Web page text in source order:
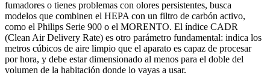
fumadores o tienes problemas con olores persistentes, busca
modelos que combinen el HEPA con un filtro de carbón activo,
como el Philips Serie 900 o el MORENTO. El índice CADR
(Clean Air Delivery Rate) es otro parámetro fundamental: indica los
metros cúbicos de aire limpio que el aparato es capaz de procesar
por hora, y debe estar dimensionado al menos para el doble del
volumen de la habitación donde lo vayas a usar.